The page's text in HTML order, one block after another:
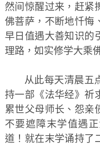
然间惊醒过来，赶紧
佛菩萨，不断地忏悔
早日值遇大善知识的
理路，如实修学大乘
从此每天清晨五
持一部《法华经》祈
累世父母师长、怨亲
不要遮障末学值遇
道！就在末学诵持了